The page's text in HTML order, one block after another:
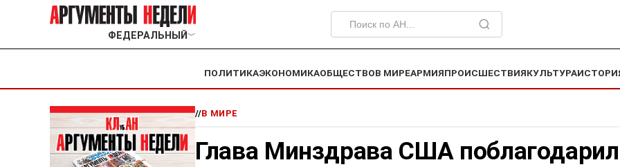
ФЕДЕРАЛЬНЫЙ ﹀
ПОЛИТИКАЭКОНОМИКАОБЩЕСТВОВ МИРЕАРМИЯПРОИСШЕСТВИЯКУЛЬТУРА
//В МИРЕ
Глава Минздрава США поблагодарил